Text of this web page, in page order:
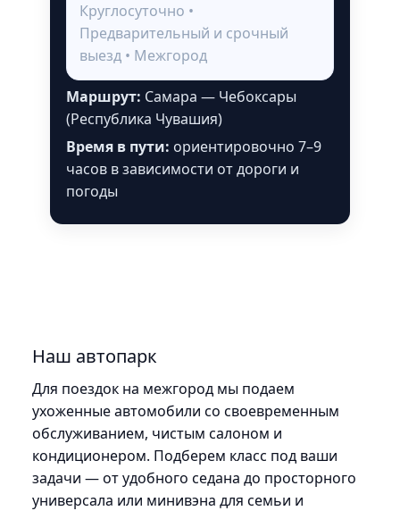
Круглосуточно •
Предварительный и срочный
выезд • Межгород
Маршрут: Самара — Чебоксары
(Республика Чувашия)
Время в пути: ориентировочно 7–9
часов в зависимости от дороги и
погоды
Наш автопарк
Для поездок на межгород мы подаем
ухоженные автомобили со своевременным
обслуживанием, чистым салоном и
кондиционером. Подберем класс под ваши
задачи — от удобного седана до просторного
универсала или минивэна для семьи и